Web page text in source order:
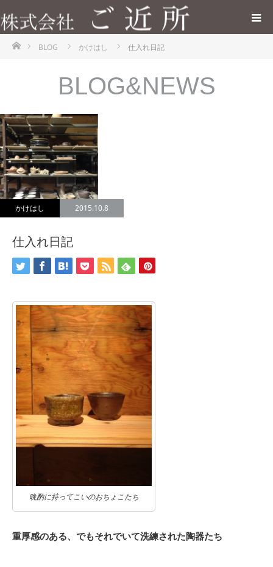
ホームBLOG かけはし 仕入れ日記
BLOG&NEWS
かけはし 2015.10.8
仕入れ日記
晩酌に持ってこいのおちょこたち
重厚感のある、でもそれでいて洗練された陶器たち